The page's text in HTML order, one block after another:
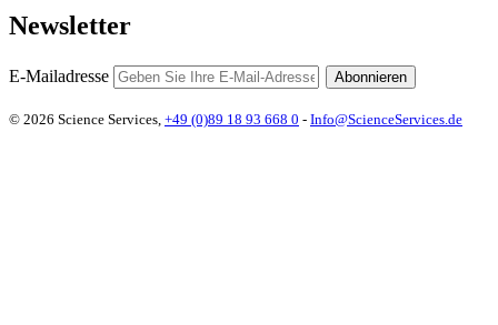
Newsletter
E-Mailadresse Abonnieren
© 2026 Science Services, +49 (0)89 18 93 668 0 - Info@ScienceServices.de